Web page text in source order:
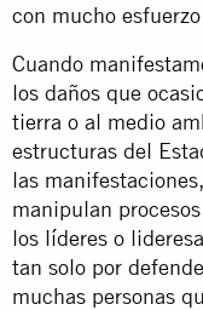
con mucho
Cuando
los daños que
tierra o al medio
estructuras del
las
manipulan
los líderes o
tan solo por
muchas personas